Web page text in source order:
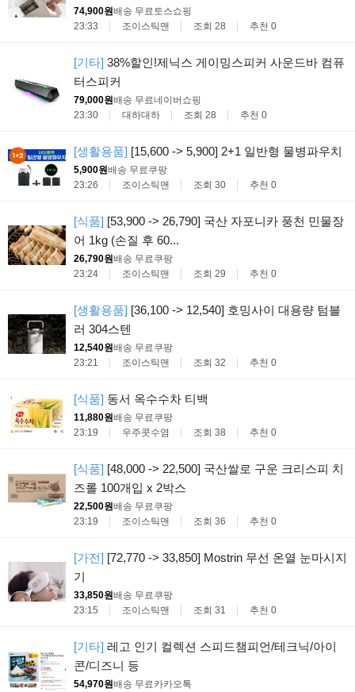
74,900원배송 무료 토스쇼핑
23:33
조이스틱맨 조회 28 추천 0
[기타] 38%할인!제닉스 게이밍스피커 사운드바 컴퓨
터스피커
79,000원배송 무료네이버쇼핑
23:30
대하대하 조회 28 추천 0
[생활용품] [15,600 -> 5,900] 2+1 일반형 물병파우치
5,900원배송 무료 쿠팡
23:26
조이스틱맨 조회 30 추천 0
[식품] [53,900 -> 26,790] 국산 자포니카 풍천 민물장
어 1kg (손질 후 60...
26,790원배송 무료 쿠팡
23:24
조이스틱맨 조회 29 추천 0
[생활용품] [36,100 -> 12,540] 호밍사이 대용량 텀블
러 304스텐
12,540원배송 무료 쿠팡
23:21
조이스틱맨 조회 32 추천 0
[식품] 동서 옥수수차 티백
11,880원배송 무료 쿠팡
23:19
우주콧수염 조회 38 추천 0
[식품] [48,000 -> 22,500] 국산쌀로 구운 크리스피 치
즈롤 100개입 x 2박스
22,500원배송 무료 쿠팡
23:19
조이스틱맨 조회 36 추천 0
[가전] [72,770 -> 33,850] Mostrin 무선 온열 눈마시지
기
33,850원배송 무료 쿠팡
23:15
조이스틱맨 조회 31 추천 0
[기타] 레고 인기 컬렉션 스피드챔피언/테크닉/아이
콘/디즈니 등
54,970원배송 무료 카카오톡